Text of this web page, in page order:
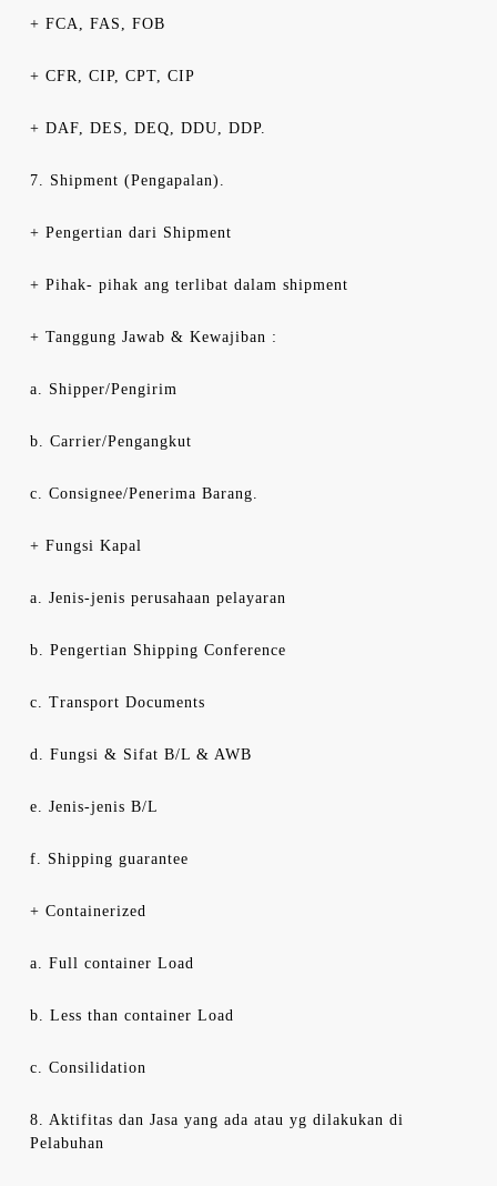
+ FCA, FAS, FOB
+ CFR, CIP, CPT, CIP
+ DAF, DES, DEQ, DDU, DDP.
7. Shipment (Pengapalan).
+ Pengertian dari Shipment
+ Pihak- pihak ang terlibat dalam shipment
+ Tanggung Jawab & Kewajiban :
a. Shipper/Pengirim
b. Carrier/Pengangkut
c. Consignee/Penerima Barang.
+ Fungsi Kapal
a. Jenis-jenis perusahaan pelayaran
b. Pengertian Shipping Conference
c. Transport Documents
d. Fungsi & Sifat B/L & AWB
e. Jenis-jenis B/L
f. Shipping guarantee
+ Containerized
a. Full container Load
b. Less than container Load
c. Consilidation
8. Aktifitas dan Jasa yang ada atau yg dilakukan di
Pelabuhan